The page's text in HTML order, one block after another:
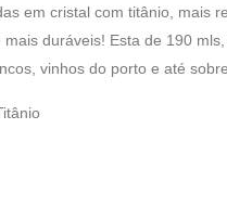
em cristal com titânio, mais
duráveis! Esta de 190
vinhos do porto e até